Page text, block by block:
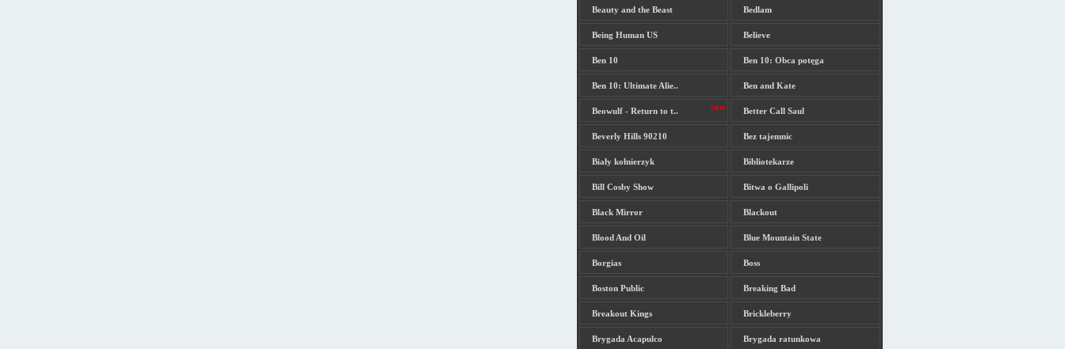
Beauty and the Beast Bedlam
Being Human US Believe
Ben 10 Ben 10: Obca potęga
Ben 10: Ultimate Alie.. Ben and Kate
Beowulf - Return to t.. Better Call Saul
Beverly Hills 90210 Bez tajemnic
Biały kołnierzyk Bibliotekarze
Bill Cosby Show Bitwa o Gallipoli
Black Mirror Blackout
Blood And Oil Blue Mountain State
Borgias Boss
Boston Public Breaking Bad
Breakout Kings Brickleberry
Brygada Acapulco Brygada ratunkowa